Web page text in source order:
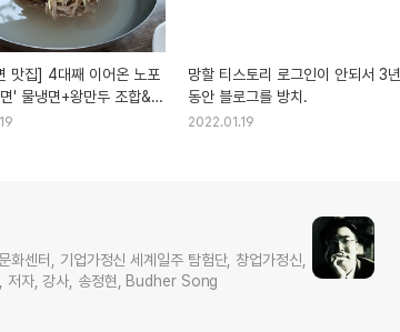
맛집] 4대째 이어온 노포
' 물냉면+왕만두 조합&
스 '카페 쿠아'
망할 티스토리 로그인이 안되서 3년
동안 블로그를 방치.
2022.01.19
센터, 기업가정신 세계일주 탐험단, 창업가정신,
자, 강사, 송정현, Budher Song